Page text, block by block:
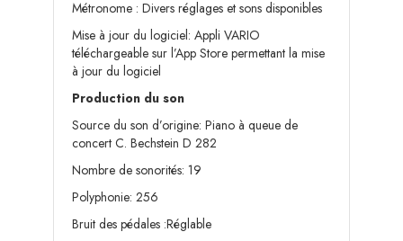
Métronome : Divers réglages et sons disponibles
Mise à jour du logiciel: Appli VARIO
téléchargeable sur l’App Store permettant la mise
à jour du logiciel
Production du son
Source du son d’origine: Piano à queue de
concert C. Bechstein D 282
Nombre de sonorités: 19
Polyphonie: 256
Bruit des pédales :Réglable